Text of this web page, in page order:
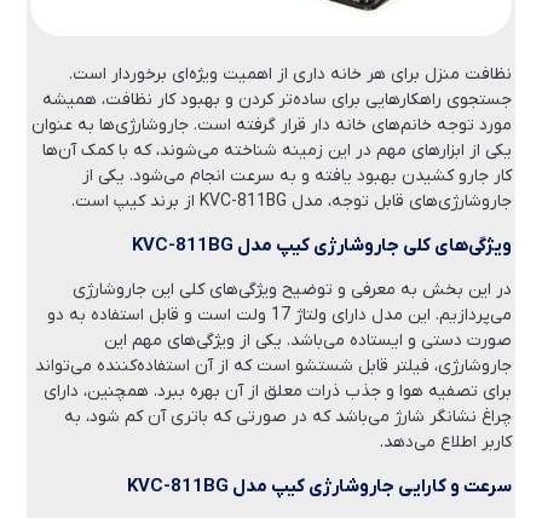
نظافت منزل برای هر خانه داری از اهمیت ویژه‌ای برخوردار است.
جستجوی راهکارهایی برای ساده‌تر کردن و بهبود کار نظافت، همیشه
مورد توجه خانم‌های خانه دار قرار گرفته است. جاروشارژی‌ها به عنوان
یکی از ابزارهای مهم در این زمینه شناخته می‌شوند، که با کمک آن‌ها
کار جارو کشیدن بهبود یافته و به سرعت انجام می‌شود. یکی از
جاروشارژی‌های قابل توجه، مدل KVC-811BG از برند کیپ است.
ویژگی‌های کلی جاروشارژی کیپ مدل KVC-811BG
در این بخش به معرفی و توضیح ویژگی‌های کلی این جاروشارژی
می‌پردازیم. این مدل دارای ولتاژ 17 ولت است و قابل استفاده به دو
صورت دستی و ایستاده می‌باشد. یکی از ویژگی‌های مهم این
جاروشارژی، فیلتر قابل شستشو است که از آن استفاده‌کننده می‌تواند
برای تصفیه هوا و جذب ذرات معلق از آن بهره ببرد. همچنین، دارای
چراغ نشانگر شارژ می‌باشد که در صورتی که باتری آن کم شود، به
کاربر اطلاع می‌دهد.
سرعت و کارایی جاروشارژی کیپ مدل KVC-811BG